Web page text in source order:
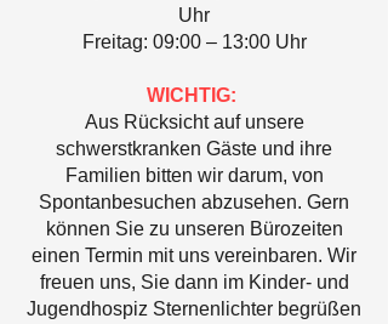
Uhr
Freitag: 09:00 – 13:00 Uhr
WICHTIG:
Aus Rücksicht auf unsere
schwerstkranken Gäste und ihre
Familien bitten wir darum, von
Spontanbesuchen abzusehen. Gern
können Sie zu unseren Bürozeiten
einen Termin mit uns vereinbaren. Wir
freuen uns, Sie dann im Kinder- und
Jugendhospiz Sternenlichter begrüßen